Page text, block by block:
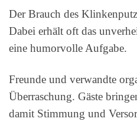
Der Brauch des
Dabei erhält oft das
eine humorvolle Aufgabe.
Freunde und verwandte
Überraschung. Gäste
damit Stimmung und